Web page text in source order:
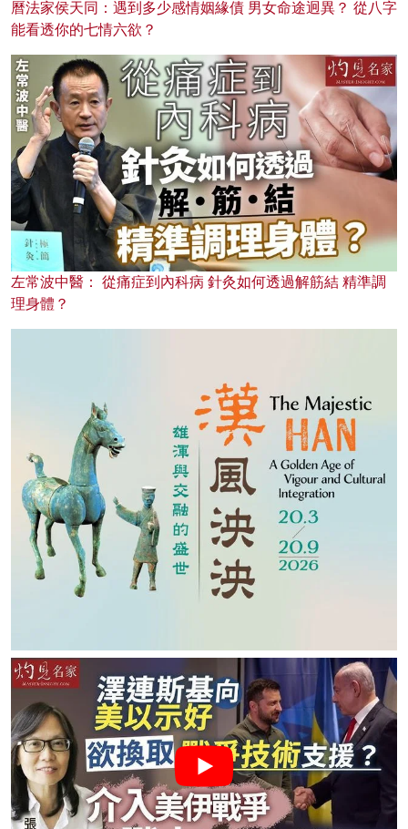
曆法家侯天同：遇到多少感情姻緣債 男女命途迥異？ 從八字
能看透你的七情六欲？
左常波中醫： 從痛症到內科病 針灸如何透過解筋結 精準調
理身體？